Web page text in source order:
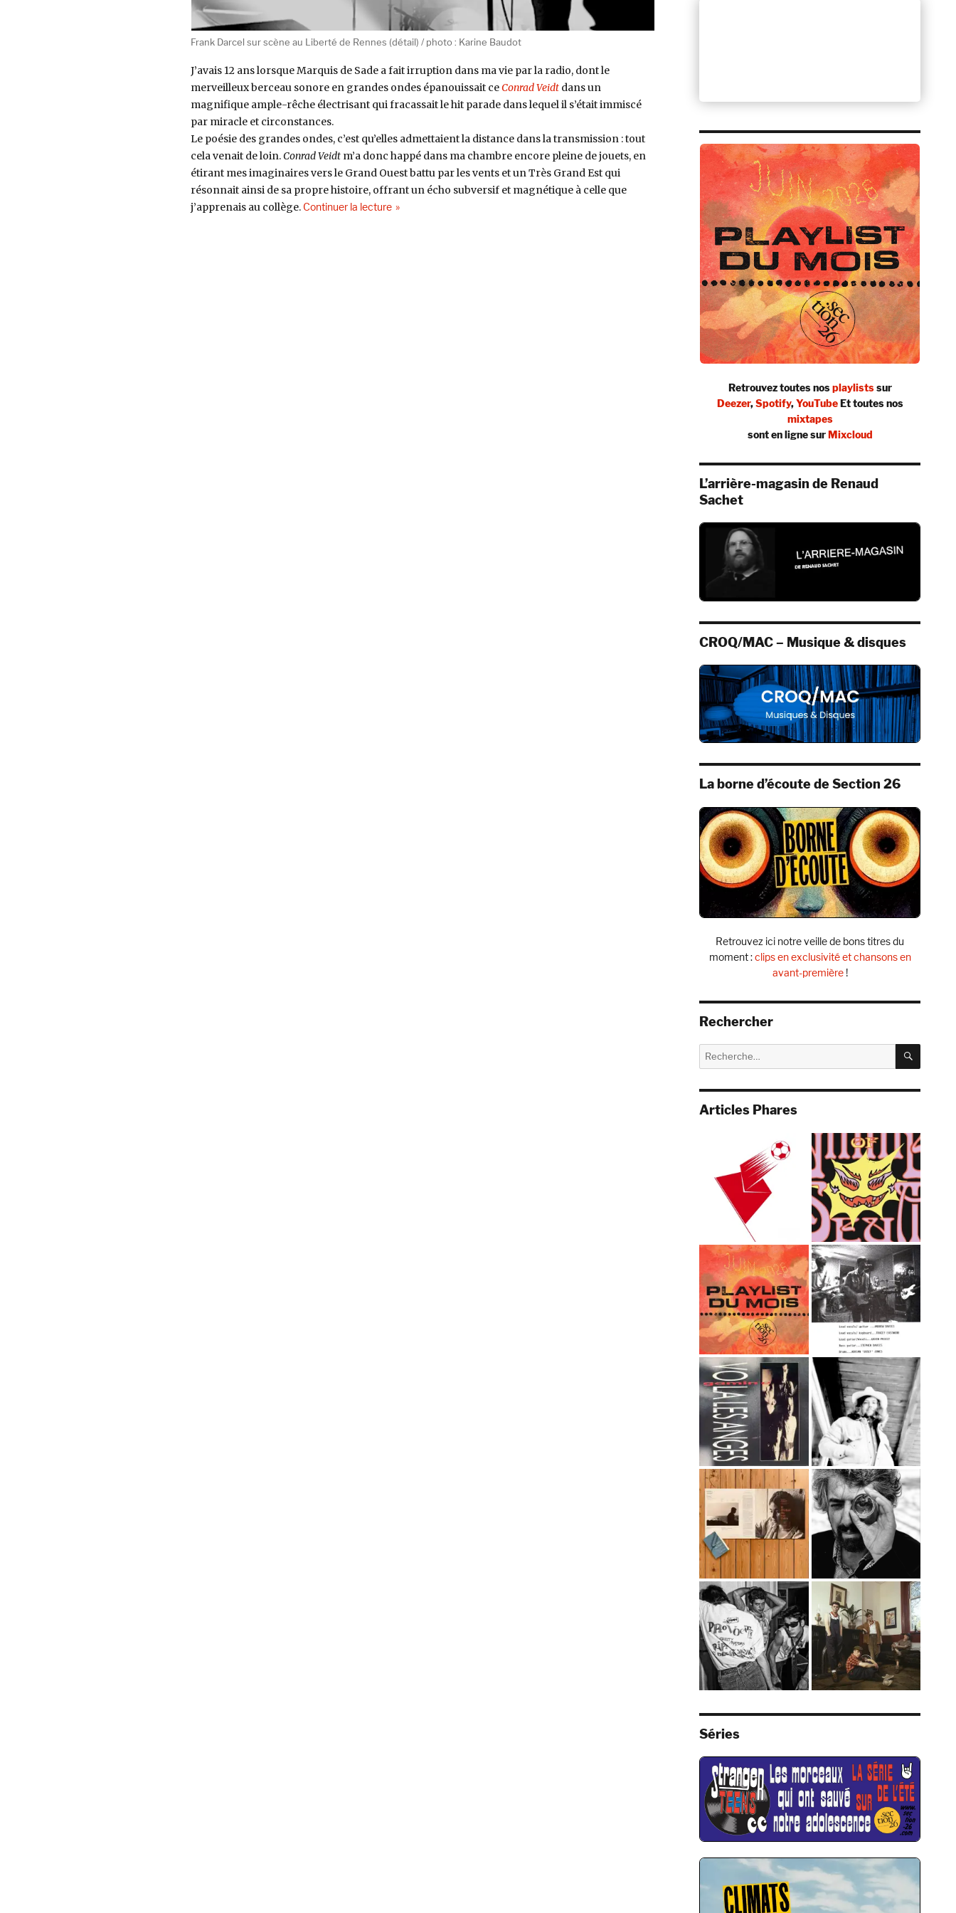
Frank Darcel sur scène au Liberté de Rennes (détail) / photo : Karine Baudot
J’avais 12 ans lorsque Marquis de Sade a fait irruption dans ma vie par la radio, dont le
merveilleux berceau sonore en grandes ondes épanouissait ceConrad Veidtdans un
magnifique ample-rêche électrisant qui fracassait le hit parade dans lequel il s’était immiscé
par miracle et circonstances.
Le poésie des grandes ondes, c’est qu’elles admettaient la distance dans la transmission : tout
cela venait de loin.Conrad Veidtm’a donc happé dans ma chambre encore pleine de jouets, en
étirant mes imaginaires vers le Grand Ouest battu par les vents et un Très Grand Est qui
résonnait ainsi de sa propre histoire, offrant un écho subversif et magnétique à celle que
j’apprenais au collège. Continuer la lecturede « Une tentative d’évoquer le geste guitaristique de Frank Darcel… »
Retrouvez toutes nosplaylistssur
Deezer,Spotify,YouTubeEt toutes nos
mixtapes
sont en ligne surMixcloud
L’arrière-magasin de Renaud
Sachet
CROQ/MAC – Musique & disques
La borne d’écoute de Section 26
Retrouvez ici notre veille de bons titres du
moment :clips en exclusivité et chansons en
avant-première!
Rechercher
Recherche
pour :
Articles Phares
Séries